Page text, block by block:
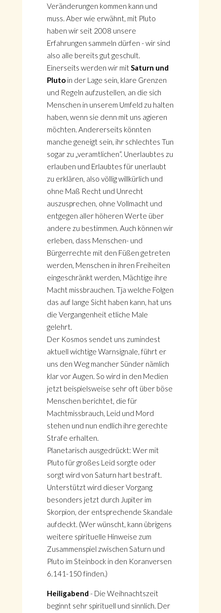
Veränderungen kommen kann und
muss. Aber wie erwähnt, mit Pluto
haben wir seit 2008 unsere
Erfahrungen sammeln dürfen - wir sind
also alle bereits gut geschult.
Einerseits werden wir mitSaturn und
Plutoin der Lage sein, klare Grenzen
und Regeln aufzustellen, an die sich
Menschen in unserem Umfeld zu halten
haben, wenn sie denn mit uns agieren
möchten. Andererseits könnten
manche geneigt sein, ihr schlechtes Tun
sogar zu „veramtlichen“. Unerlaubtes zu
erlauben und Erlaubtes für unerlaubt
zu erklären, also völlig willkürlich und
ohne Maß Recht und Unrecht
auszusprechen, ohne Vollmacht und
entgegen aller höheren Werte über
andere zu bestimmen. Auch können wir
erleben, dass Menschen- und
Bürgerrechte mit den Füßen getreten
werden, Menschen in ihren Freiheiten
eingeschränkt werden, Mächtige ihre
Macht missbrauchen. Tja welche Folgen
das auf lange Sicht haben kann, hat uns
die Vergangenheit etliche Male
gelehrt.
Der Kosmos sendet uns zumindest
aktuell wichtige Warnsignale, führt er
uns den Weg mancher Sünder nämlich
klar vor Augen. So wird in den Medien
jetzt beispielsweise sehr oft über böse
Menschen berichtet, die für
Machtmissbrauch, Leid und Mord
stehen und nun endlich ihre gerechte
Strafe erhalten.
Planetarisch ausgedrückt: Wer mit
Pluto für großes Leid sorgte oder
sorgt wird von Saturn hart bestraft.
Unterstützt wird dieser Vorgang
besonders jetzt durch Jupiter im
Skorpion, der entsprechende Skandale
aufdeckt. (Wer wünscht, kann übrigens
weitere spirituelle Hinweise zum
Zusammenspiel zwischen Saturn und
Pluto im Steinbock in den Koranversen
6.141-150 finden.)
Heiligabend - Die Weihnachtszeit
beginnt sehr spirituell und sinnlich. Der